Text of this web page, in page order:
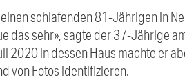
schlafenden 81-Jährigen in
das sehr», sagte der 37-Jährige
2020 in dessen Haus machte er
von Fotos identifizieren.